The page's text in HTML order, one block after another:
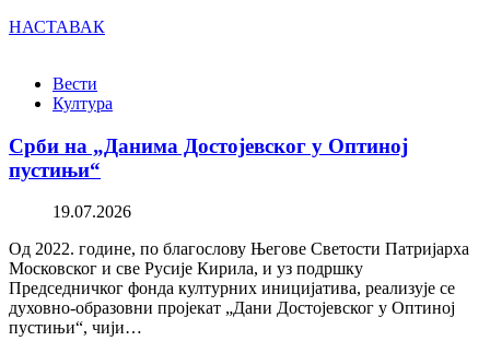
НАСТАВАК
Вести
Култура
Срби на „Данима Достојевског у Оптиној
пустињи“
19.07.2026
Од 2022. године, по благослову Његове Светости Патријарха
Московског и све Русије Кирила, и уз подршку
Председничког фонда културних иницијатива, реализује се
духовно-образовни пројекат „Дани Достојевског у Оптиној
пустињи“, чији…